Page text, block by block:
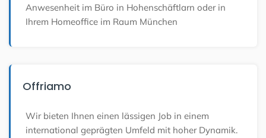
Anwesenheit im Büro in Hohenschäftlarn oder in
Ihrem Homeoffice im Raum München
Offriamo
Wir bieten Ihnen einen lässigen Job in einem
international geprägten Umfeld mit hoher Dynamik.